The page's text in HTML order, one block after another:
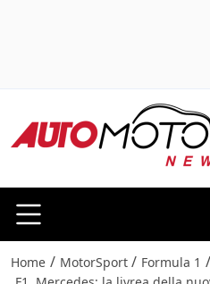
Home / MotorSport / Formula 1 /